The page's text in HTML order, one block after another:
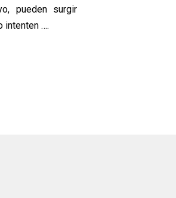
pueden surgir
intenten ….